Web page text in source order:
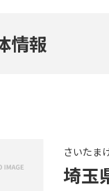
情報
さいたま
埼玉